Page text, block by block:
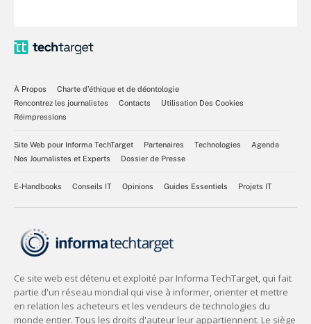
À Propos
Charte d’éthique et de déontologie
Rencontrez les journalistes
Contacts
Utilisation Des Cookies
Réimpressions
Site Web pour Informa TechTarget Partenaires Technologies
Agenda
Nos Journalistes et Experts
Dossier de Presse
E-Handbooks Conseils IT Opinions Guides Essentiels Projets IT